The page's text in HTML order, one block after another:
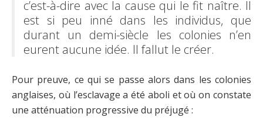
c’est-à-dire avec la cause qui le fit naître. Il
est si peu inné dans les individus, que
durant un demi-siècle les colonies n’en
eurent aucune idée. Il fallut le créer.
Pour preuve, ce qui se passe alors dans les colonies
anglaises, où l’esclavage a été aboli et où on constate
une atténuation progressive du préjugé :